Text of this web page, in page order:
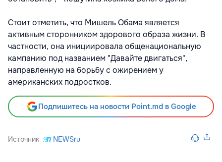
Стоит отметить, что Мишель Обама является
активным сторонником здорового образа жизни. В
частности, она инициировала общенациональную
кампанию под названием "Давайте двигаться",
направленную на борьбу с ожирением у
американских подростков.
Подпишитесь на новости Point.md в Google
Источник NEWSru